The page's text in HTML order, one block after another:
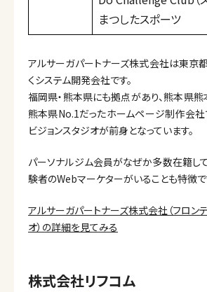
まつしたスポーツ
アルサーガパートナーズ株式会社は東京
くシステム開発会社です。
福岡県・熊本県にも拠点があり、熊本県熊
熊本県No.1だったホームページ制作会社
ビジョンスタジオが前身となっています。
パーソナルジム会員がなぜか多数在籍し
験者のWebマーケターがいることも特徴で
アルサーガパートナーズ株式会社（フロン
オ）の詳細を見てみる
株式会社リフコム